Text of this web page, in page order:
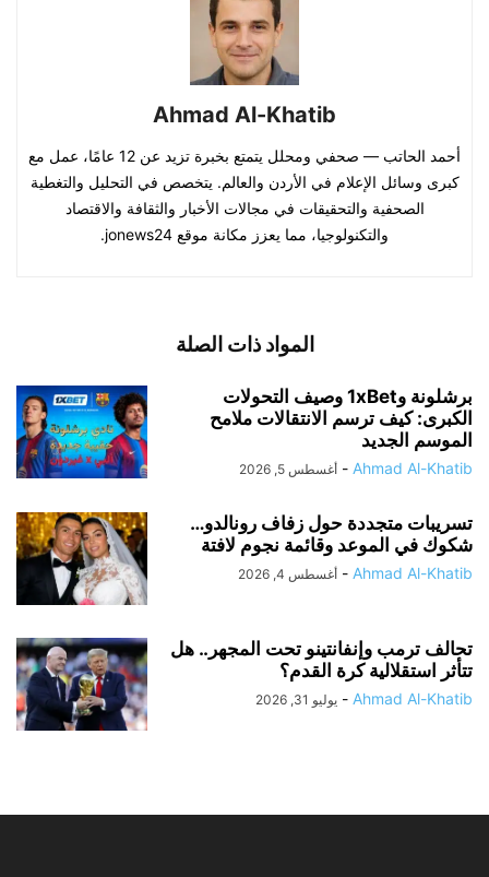
Ahmad Al-Khatib
أحمد الحاتب — صحفي ومحلل يتمتع بخبرة تزيد عن 12 عامًا، عمل مع
كبرى وسائل الإعلام في الأردن والعالم. يتخصص في التحليل والتغطية
الصحفية والتحقيقات في مجالات الأخبار والثقافة والاقتصاد
والتكنولوجيا، مما يعزز مكانة موقع jonews24.
المواد ذات الصلة
برشلونة و1xBet وصيف التحولات
الكبرى: كيف ترسم الانتقالات ملامح
الموسم الجديد
Ahmad Al-Khatib
- أغسطس 5, 2026
تسريبات متجددة حول زفاف رونالدو…
شكوك في الموعد وقائمة نجوم لافتة
Ahmad Al-Khatib
- أغسطس 4, 2026
تحالف ترمب وإنفانتينو تحت المجهر.. هل
تتأثر استقلالية كرة القدم؟
Ahmad Al-Khatib
- يوليو 31, 2026